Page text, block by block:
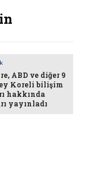
ABD ve diğer 9
Koreli bilişim
hakkında
yayınladı